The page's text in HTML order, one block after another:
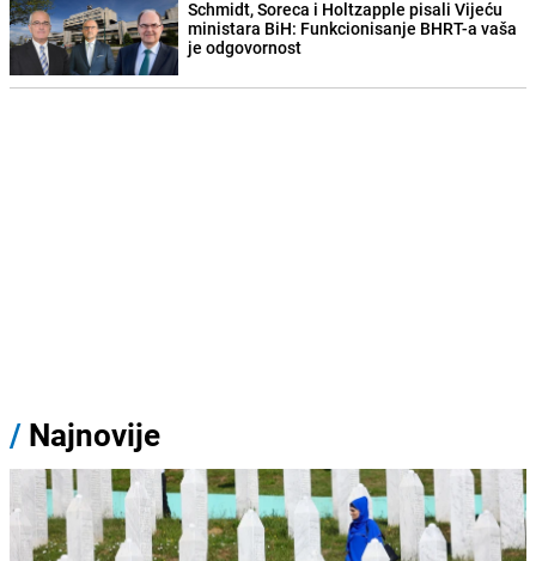
Schmidt, Soreca i Holtzapple pisali Vijeću
ministara BiH: Funkcionisanje BHRT-a vaša
je odgovornost
/ Najnovije